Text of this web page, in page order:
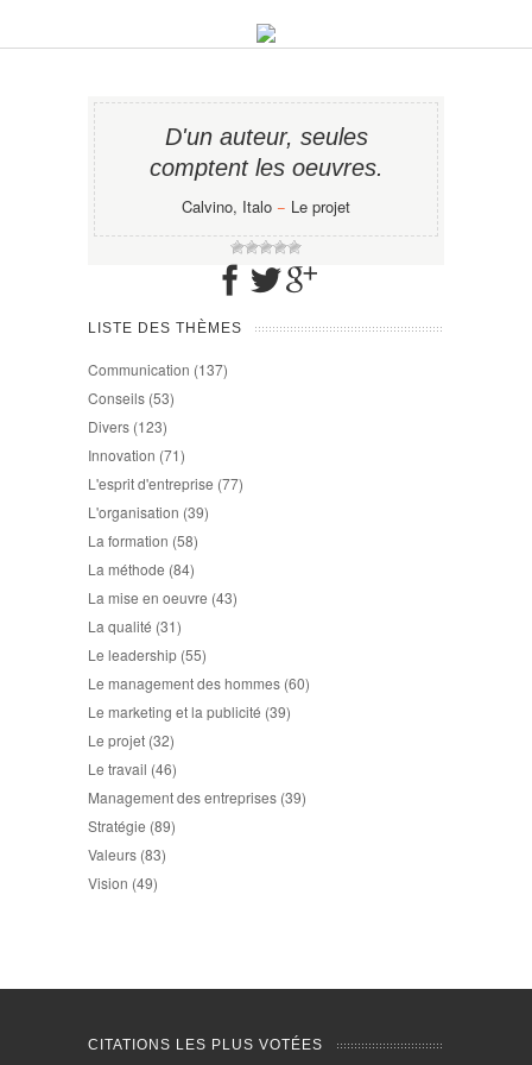
D'un auteur, seules
comptent les oeuvres.
Calvino, Italo − Le projet
LISTE DES THÈMES
Communication (137)
Conseils (53)
Divers (123)
Innovation (71)
L'esprit d'entreprise (77)
L'organisation (39)
La formation (58)
La méthode (84)
La mise en oeuvre (43)
La qualité (31)
Le leadership (55)
Le management des hommes (60)
Le marketing et la publicité (39)
Le projet (32)
Le travail (46)
Management des entreprises (39)
Stratégie (89)
Valeurs (83)
Vision (49)
CITATIONS LES PLUS VOTÉES